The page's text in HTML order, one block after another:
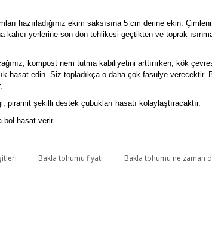
hazırladığınız ekim saksısına 5 cm derine ekin.
yerlerine son don tehlikesi geçtikten ve toprak
kompost nem tutma kabiliyetini arttırırken, kök
hasat edin. Siz topladıkça o daha çok fasulye verecektir.
şekilli destek çubukları hasatı kolaylaştıracaktır.
bol hasat verir.
Bakla tohumu fiyatı
Bakla tohumu ne zaman